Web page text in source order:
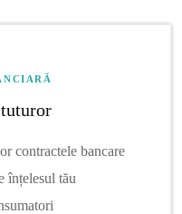
contractele bancare
înțelesul tău